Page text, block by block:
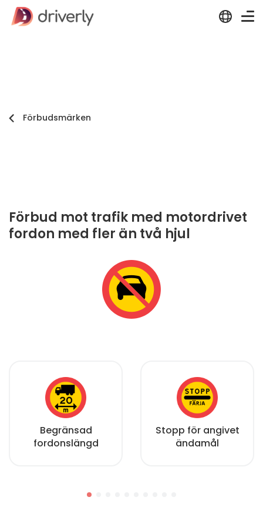
Förbudsmärken
Förbud mot trafik med motordrivet
fordon med fler än två hjul
Begränsad
fordonslängd
Stopp för angivet
ändamål